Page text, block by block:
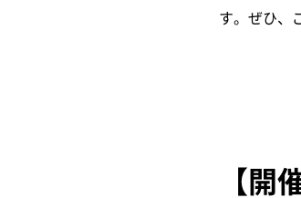
す。ぜひ、
【開